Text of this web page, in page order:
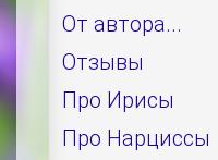
От автора...
Отзывы
Про Ирисы
Про Нарциссы